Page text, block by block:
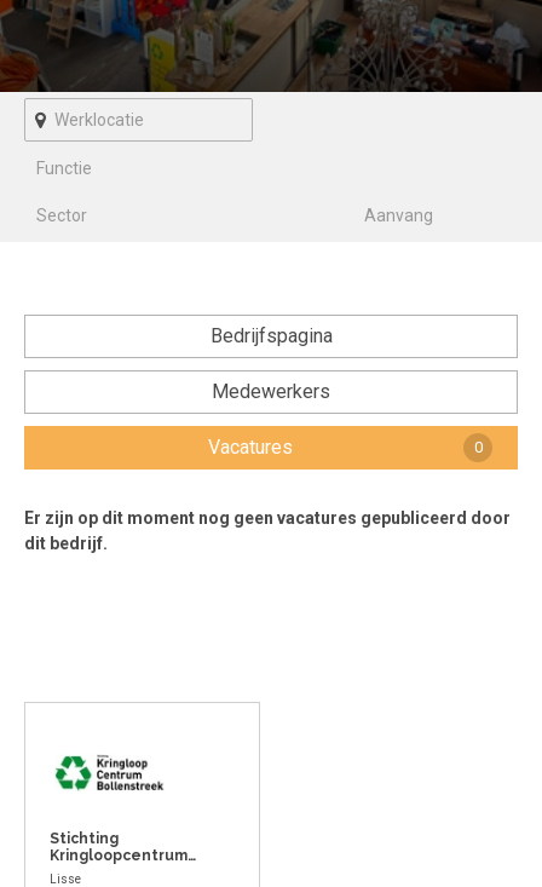
Voorwaarden en Privacy
Veelgestelde vragen
Bedrijfspagina
Medewerkers
Vacatures 0
Er zijn op dit moment nog geen vacatures gepubliceerd door
dit bedrijf.
Stichting
Kringloopcentrum
Bollenstreek
Lisse